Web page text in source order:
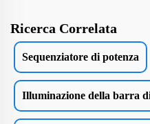
Ricerca Correlata
Sequenziatore di potenza
Illuminazione della barra